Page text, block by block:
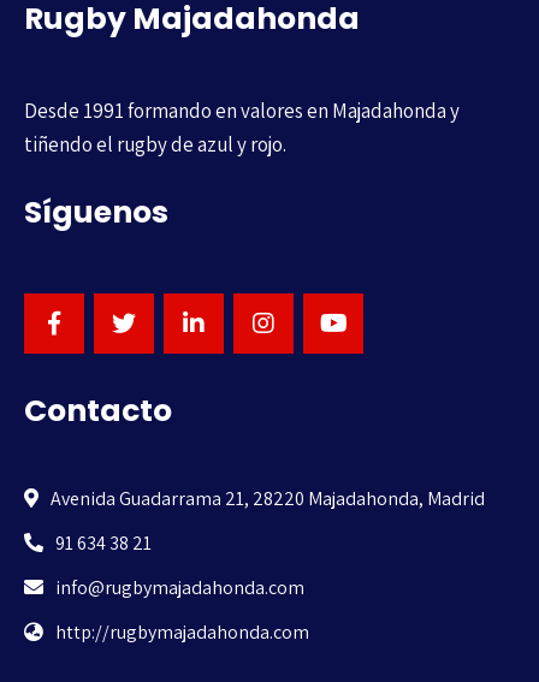
Rugby Majadahonda
Desde 1991 formando en valores en Majadahonda y
tiñendo el rugby de azul y rojo.
Síguenos
Contacto
Avenida Guadarrama 21, 28220 Majadahonda, Madrid
91 634 38 21
info@rugbymajadahonda.com
http://rugbymajadahonda.com